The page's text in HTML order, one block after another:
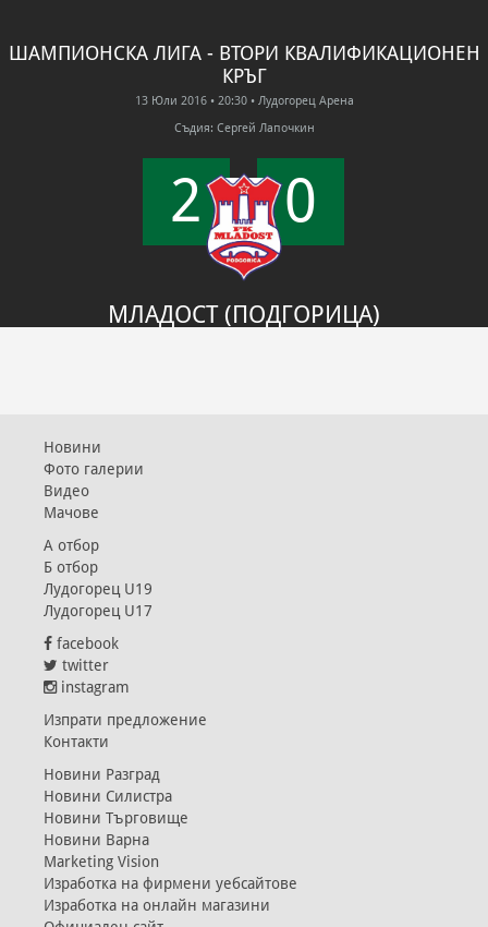
ШАМПИОНСКА ЛИГА - ВТОРИ КВАЛИФИКАЦИОНЕН
КРЪГ
13 Юли 2016 • 20:30 • Лудогорец Арена
Съдия: Сергей Лапочкин
2 FT 0
МЛАДОСТ (ПОДГОРИЦА)
Новини
Фото галерии
Видео
Мачове
А отбор
Б отбор
Лудогорец U19
Лудогорец U17
facebook
twitter
instagram
Изпрати предложение
Контакти
Новини Разград
Новини Силистра
Новини Търговище
Новини Варна
Marketing Vision
Изработка на фирмени уебсайтове
Изработка на онлайн магазини